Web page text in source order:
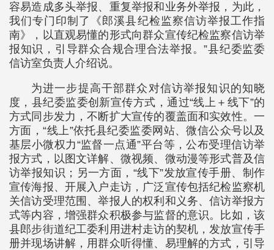
容易造成多头举报、重复举报和业务外举报，为此，
我们专门印制了《郎溪县纪检监察信访举报工作指
南》，以直观易懂的形式向群众宣传纪检监察信访举
报知识，引导群众合规合理合法举报。”县纪委监委
信访室负责人介绍说。
为进一步提高干部群众对信访举报知识的知晓
度，县纪委监委创新宣传方式，通过“线上＋线下”的
方式同步发力，不断扩大宣传的覆盖面和实效性。一
方面，“线上”依托县纪委监委网站、微信公众号以及
基层小微权力“监督一点通”平台等，公布受理信访举
报方式，以图文详解、微视频、微动漫等形式普及信
访举报知识；另一方面，“线下”发放宣传手册、制作
宣传海报、开展入户走访，广泛宣传包括纪检监察机
关信访受理范围、举报人的权利和义务、信访举报方
式等内容，增强群众积极参与监督的意识。比如，该
县郎步街道纪工委利用进村走访的契机，发放宣传手
册并现场讲解，用群众听得懂、易理解的方式，引导